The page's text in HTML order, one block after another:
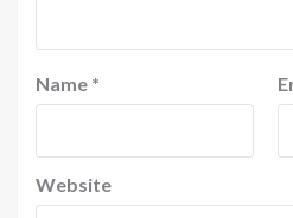
Name *
Website